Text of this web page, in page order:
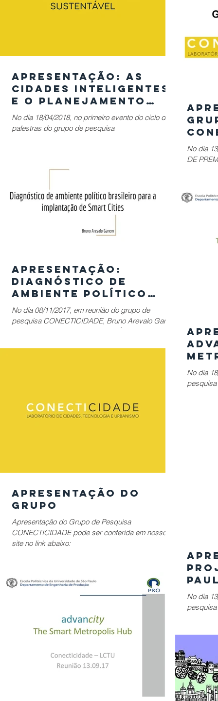
Apresentação: AS
CIDADES INTELIGENTES
E O PLANEJAMENTO
URBANO SUSTENTÁVEL
No dia 18/04/2018, no primeiro evento do ciclo de
palestras do grupo de pesquisa
No dia
DE
Apresentação:
DIAGNÓSTICO DE
AMBIENTE POLÍTICO
BRASILEIRO PARA A
IMPLANTAÇÃO DE
No dia 08/11/2017, em reunião do grupo de
pesquisa CONECTICIDADE, Bruno Arevalo Ganem
No dia
pesquisa
Apresentação do
Grupo
Apresentação do Grupo de Pesquisa
CONECTICIDADE pode ser conferida em nosso
site no link abaixo:
No dia